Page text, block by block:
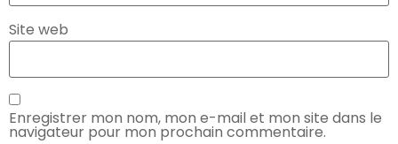
Site web
Enregistrer mon nom, mon e-mail et mon site dans le
navigateur pour mon prochain commentaire.